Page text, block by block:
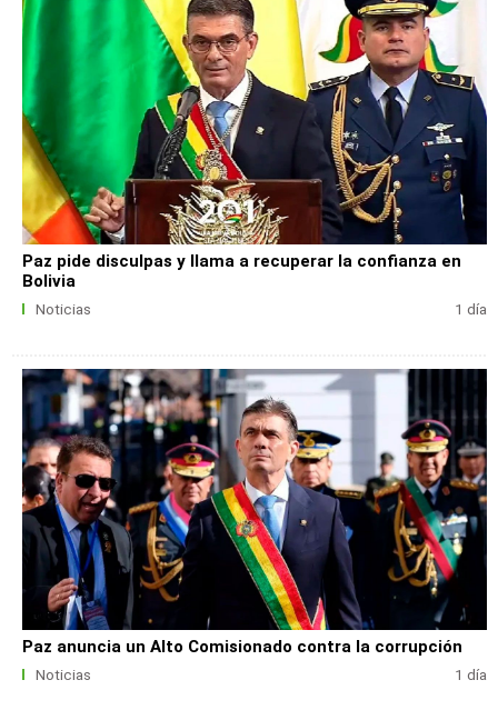
Paz pide disculpas y llama a recuperar la confianza en
Bolivia
Noticias 1 día
Paz anuncia un Alto Comisionado contra la corrupción
Noticias 1 día